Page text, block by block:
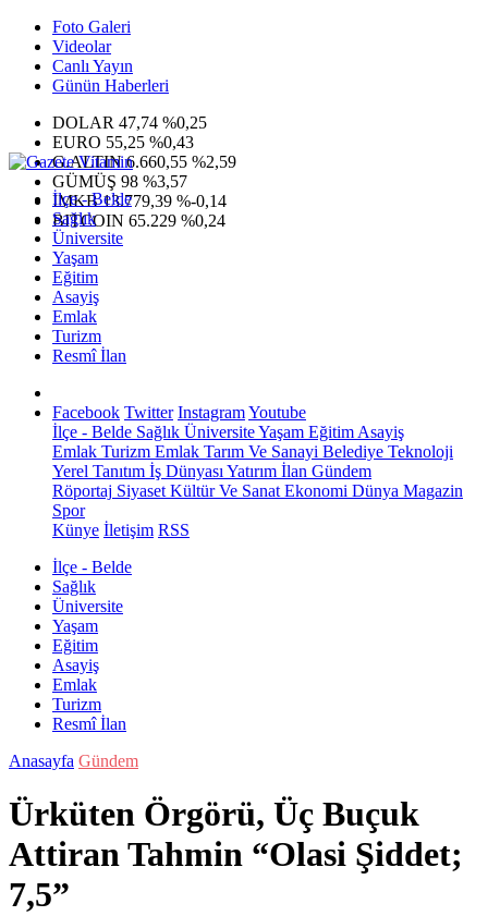
Foto Galeri
Videolar
Canlı Yayın
Günün Haberleri
DOLAR 47,74 %0,25
EURO 55,25 %0,43
G.ALTIN6.660,55 %2,59
GÜMÜŞ 98 %3,57
IMKB13.779,39 %-0,14
BITCOIN 65.229 %0,24
İlçe - Belde
Sağlık
Üniversite
Yaşam
Eğitim
Asayiş
Emlak
Turizm
Resmî İlan
Facebook Twitter InstagramYoutube
İlçe - Belde Sağlık ÜniversiteYaşam Eğitim Asayiş
Emlak Turizm Emlak Tarım Ve Sanayi Belediye Teknoloji
Yerel Tanıtım İş Dünyası Yatırım İlan Gündem
Röportaj Siyaset Kültür Ve Sanat Ekonomi Dünya Magazin
Spor
Künye İletişim RSS
İlçe - Belde
Sağlık
Üniversite
Yaşam
Eğitim
Asayiş
Emlak
Turizm
Resmî İlan
Anasayfa Gündem
Ürküten Örgörü, Üç Buçuk
Attiran Tahmin “Olasi Şiddet;
7,5”